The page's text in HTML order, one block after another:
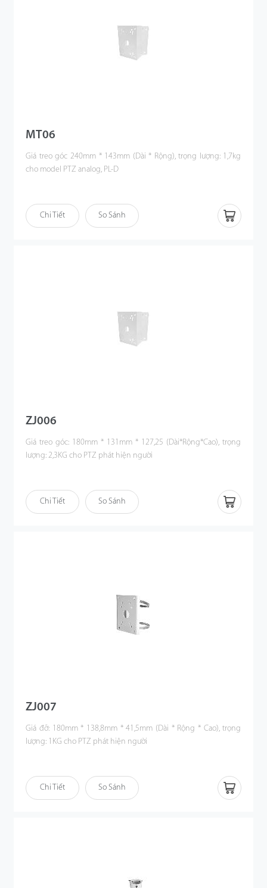
MT06
Giá treo góc 240mm * 143mm (Dài * Rộng), trọng lượng: 1,7kg
cho model PTZ analog, PL-D
Chi Tiết So Sánh
ZJ006
Giá treo góc: 180mm * 131mm * 127,25 (Dài*Rộng*Cao), trọng
lượng: 2,3KG cho PTZ phát hiện người
Chi Tiết So Sánh
ZJ007
Giá đỡ: 180mm * 138,8mm * 41,5mm (Dài * Rộng * Cao), trọng
lượng: 1KG cho PTZ phát hiện người
Chi Tiết So Sánh